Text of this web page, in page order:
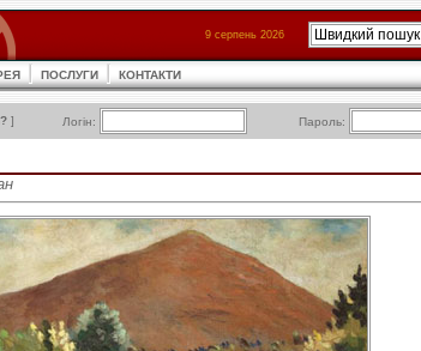
9 серпень 2026
ПОСЛУГИ КОНТАКТИ
] Логін: Пароль: